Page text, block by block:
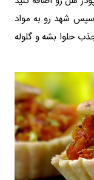
سپس شهد رو به مواد
حلوا بشه و گلوله